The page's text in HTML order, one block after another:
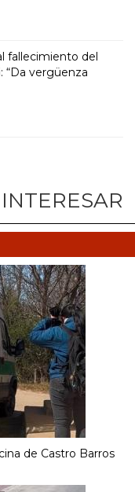
fallecimiento del
“Da vergüenza
de Castro Barros